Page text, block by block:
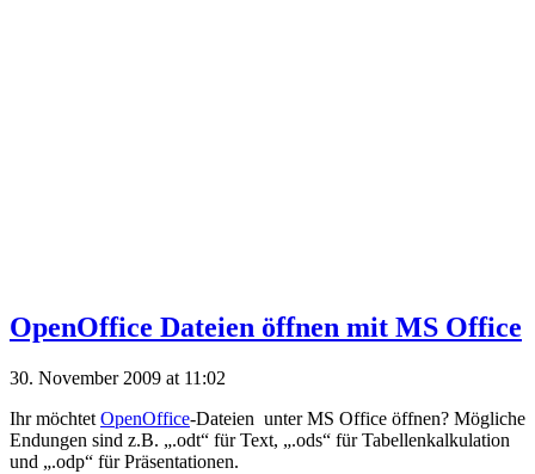
OpenOffice Dateien öffnen mit MS Office
30. November 2009 at 11:02
Ihr möchtet OpenOffice-Dateien unter MS Office öffnen? Mögliche
Endungen sind z.B. „.odt“ für Text, „.ods“ für Tabellenkalkulation
und „.odp“ für Präsentationen.